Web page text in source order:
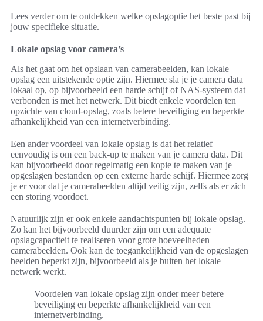
Lees verder om te ontdekken welke opslagoptie het beste past bij
jouw specifieke situatie.
Lokale opslag voor camera’s
Als het gaat om het opslaan van camerabeelden, kan lokale
opslag een uitstekende optie zijn. Hiermee sla je je camera data
lokaal op, op bijvoorbeeld een harde schijf of NAS-systeem dat
verbonden is met het netwerk. Dit biedt enkele voordelen ten
opzichte van cloud-opslag, zoals betere beveiliging en beperkte
afhankelijkheid van een internetverbinding.
Een ander voordeel van lokale opslag is dat het relatief
eenvoudig is om een back-up te maken van je camera data. Dit
kan bijvoorbeeld door regelmatig een kopie te maken van je
opgeslagen bestanden op een externe harde schijf. Hiermee zorg
je er voor dat je camerabeelden altijd veilig zijn, zelfs als er zich
een storing voordoet.
Natuurlijk zijn er ook enkele aandachtspunten bij lokale opslag.
Zo kan het bijvoorbeeld duurder zijn om een adequate
opslagcapaciteit te realiseren voor grote hoeveelheden
camerabeelden. Ook kan de toegankelijkheid van de opgeslagen
beelden beperkt zijn, bijvoorbeeld als je buiten het lokale
netwerk werkt.
Voordelen van lokale opslag zijn onder meer betere
beveiliging en beperkte afhankelijkheid van een
internetverbinding.